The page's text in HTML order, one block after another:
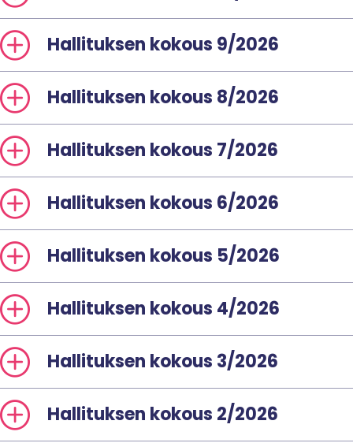
Hallituksen kokous 9/2026
Hallituksen kokous 8/2026
Hallituksen kokous 7/2026
Hallituksen kokous 6/2026
Hallituksen kokous 5/2026
Hallituksen kokous 4/2026
Hallituksen kokous 3/2026
Hallituksen kokous 2/2026